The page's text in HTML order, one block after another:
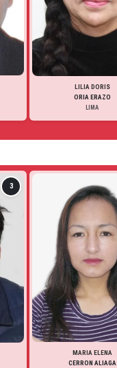
LILIA DORIS
ORIA ERAZO
LIMA
3
MARIA ELENA
CERRON ALIAGA